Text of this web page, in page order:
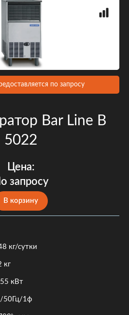
по запросу
Bar Line B
5022
Цена:
запросу
В корзину
кг/сутки
кг
кВт
50Гц/1ф